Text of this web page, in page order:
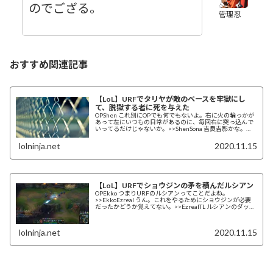
管理忍
のでござる。
おすすめ関連記事
【LoL】URFでタリヤが敵のベースを牢獄にし
て、脱獄する者に死を与えた
OPShen これ別にOPでも何でもないよ。右に火の輪っかが
あって左にいつもの日常があるのに、毎回右に突っ込んで
いってるだけじゃないか。>>ShenSona 吉良吉影かな。
lolninja.net 2020.11.15
【LoL】URFでショウジンの矛を積んだルシアン
OPEkko つまりURFのルシアンってことだよね。
>>EkkoEzreal うん。これをやるためにショウジンが必要
だったかどうか覚えてない。>>EzrealTL ルシアンのダッシ
lolninja.net 2020.11.15